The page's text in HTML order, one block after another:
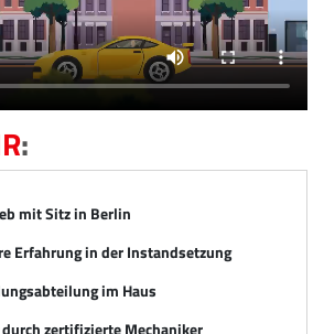
:
mit Sitz in Berlin
Erfahrung in der Instandsetzung
im Haus
zertifizierte Mechaniker